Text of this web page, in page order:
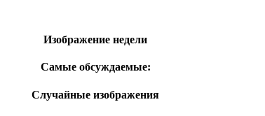
Изображение недели
Самые обсуждаемые:
Случайные изображения